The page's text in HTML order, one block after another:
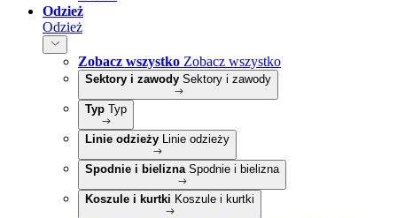
Odzież
Odzież
Zobacz wszystko Zobacz wszystko
Sektory i zawody Sektory i zawody
Typ Typ
Linie odzieży Linie odzieży
Spodnie i bielizna Spodnie i bielizna
Koszule i kurtki Koszule i kurtki